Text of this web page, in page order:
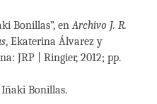
Bonillas”, enArchivo J. R.
, Ekaterina Álvarez y
JRP | Ringier, 2012; pp.
Bonillas.